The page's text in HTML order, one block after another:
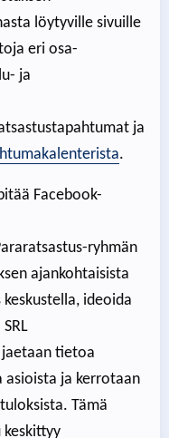
löytyville sivuille
eri osa-
ja
ja
.
Facebook-
ryhmän
ajankohtaisista
ideoida
jaetaan tietoa
asioista ja kerrotaan
Tämä
keskittyy